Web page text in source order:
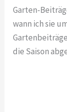
Garten-
wann ich sie
die Saison